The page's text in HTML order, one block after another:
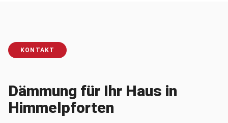
KONTAKT
Dämmung für Ihr Haus in
Himmelpforten